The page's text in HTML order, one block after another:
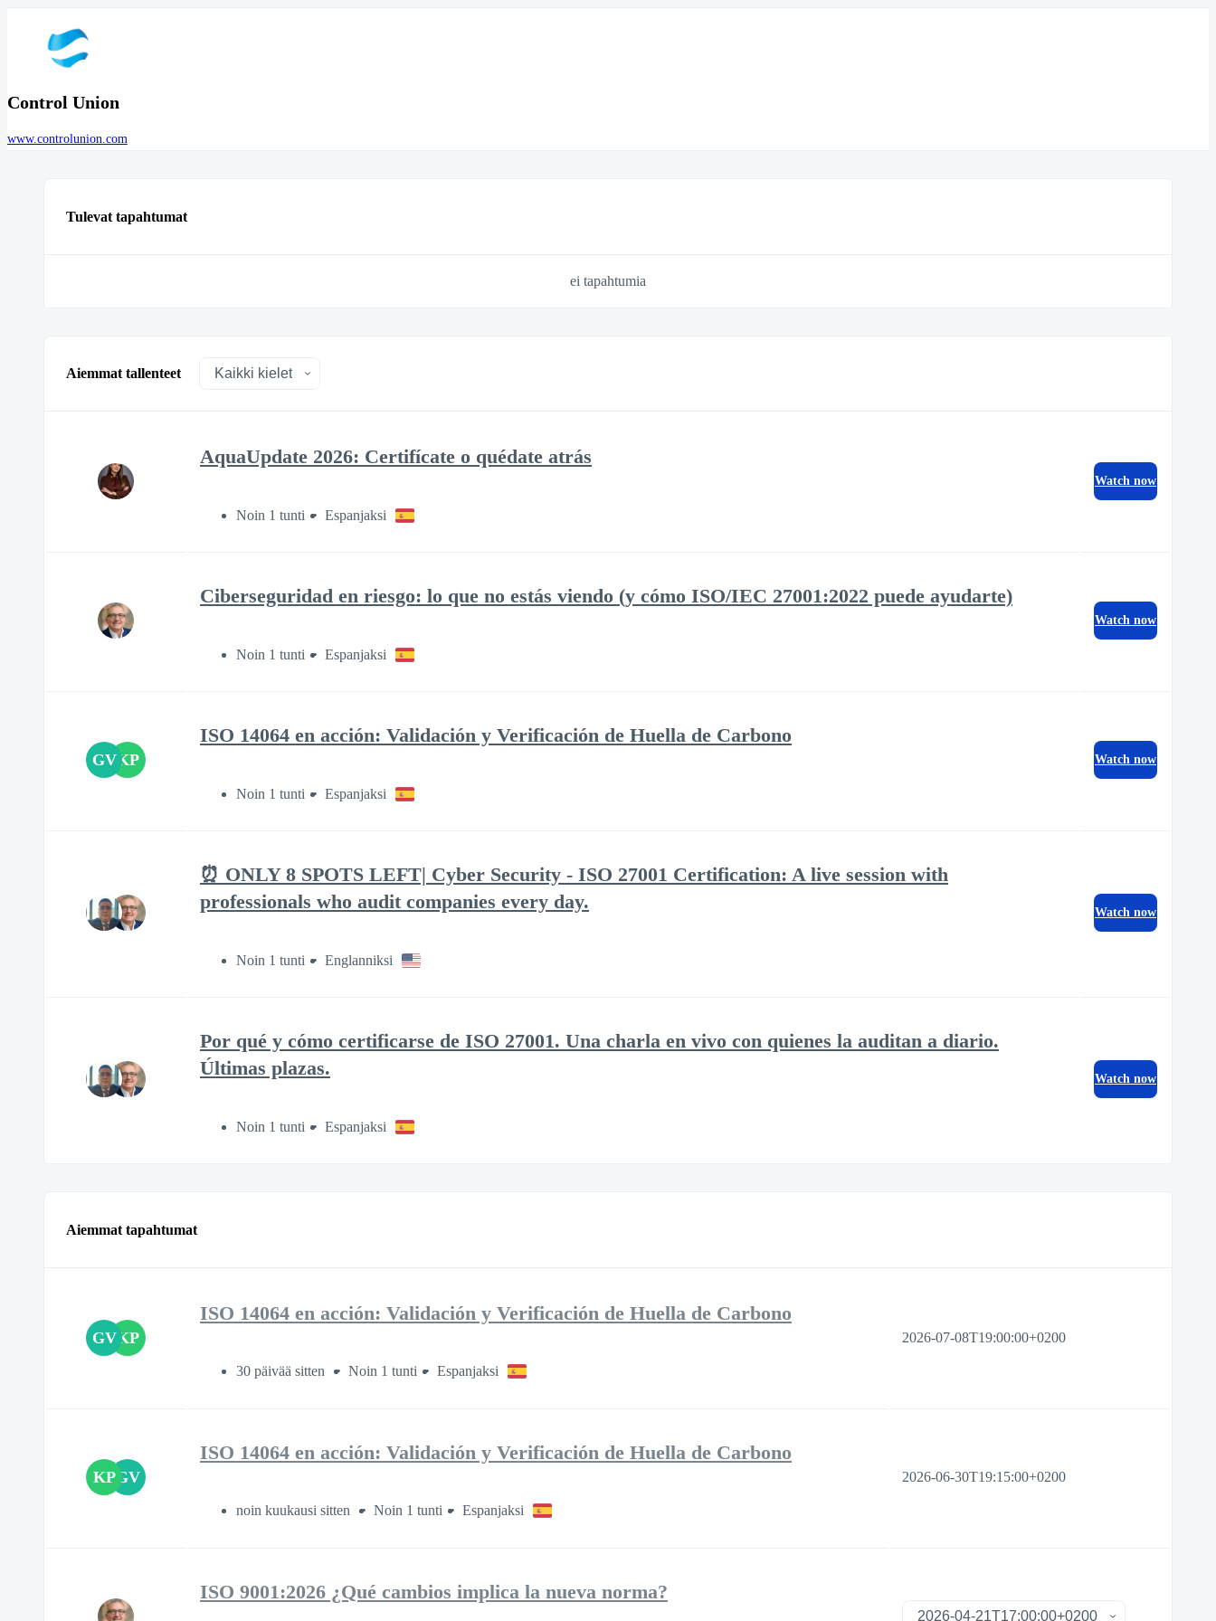
Control Union
www.controlunion.com
Tulevat tapahtumat
ei tapahtumia
Aiemmat tallenteet
AquaUpdate 2026: Certifícate o quédate atrás
Noin 1 tunti Espanjaksi
Watch now
Ciberseguridad en riesgo: lo que no estás viendo (y cómo ISO/IEC 27001:2022 puede ayudarte)
Noin 1 tunti Espanjaksi
Watch now
GVKP
ISO 14064 en acción: Validación y Verificación de Huella de Carbono
Noin 1 tunti Espanjaksi
Watch now
⏰ ONLY 8 SPOTS LEFT| Cyber Security - ISO 27001 Certification: A live session with
professionals who audit companies every day.
Noin 1 tunti Englanniksi
Watch now
Por qué y cómo certificarse de ISO 27001. Una charla en vivo con quienes la auditan a diario.
Últimas plazas.
Noin 1 tunti Espanjaksi
Watch now
Aiemmat tapahtumat
GVKP
ISO 14064 en acción: Validación y Verificación de Huella de Carbono
30 päivää sitten Noin 1 tunti Espanjaksi
2026-07-08T19:00:00+0200
KPGV
ISO 14064 en acción: Validación y Verificación de Huella de Carbono
noin kuukausi sitten Noin 1 tunti Espanjaksi
2026-06-30T19:15:00+0200
ISO 9001:2026 ¿Qué cambios implica la nueva norma?